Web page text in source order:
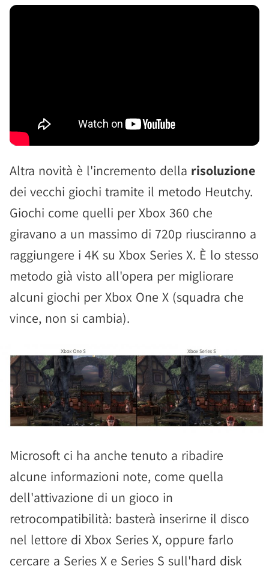
Altra novità è l'incremento della risoluzione
dei vecchi giochi tramite il metodo Heutchy.
Giochi come quelli per Xbox 360 che
giravano a un massimo di 720p riusciranno a
raggiungere i 4K su Xbox Series X. È lo stesso
metodo già visto all'opera per migliorare
alcuni giochi per Xbox One X (squadra che
vince, non si cambia).
Microsoft ci ha anche tenuto a ribadire
alcune informazioni note, come quella
dell'attivazione di un gioco in
retrocompatibilità: basterà inserirne il disco
nel lettore di Xbox Series X, oppure farlo
cercare a Series X e Series S sull'hard disk